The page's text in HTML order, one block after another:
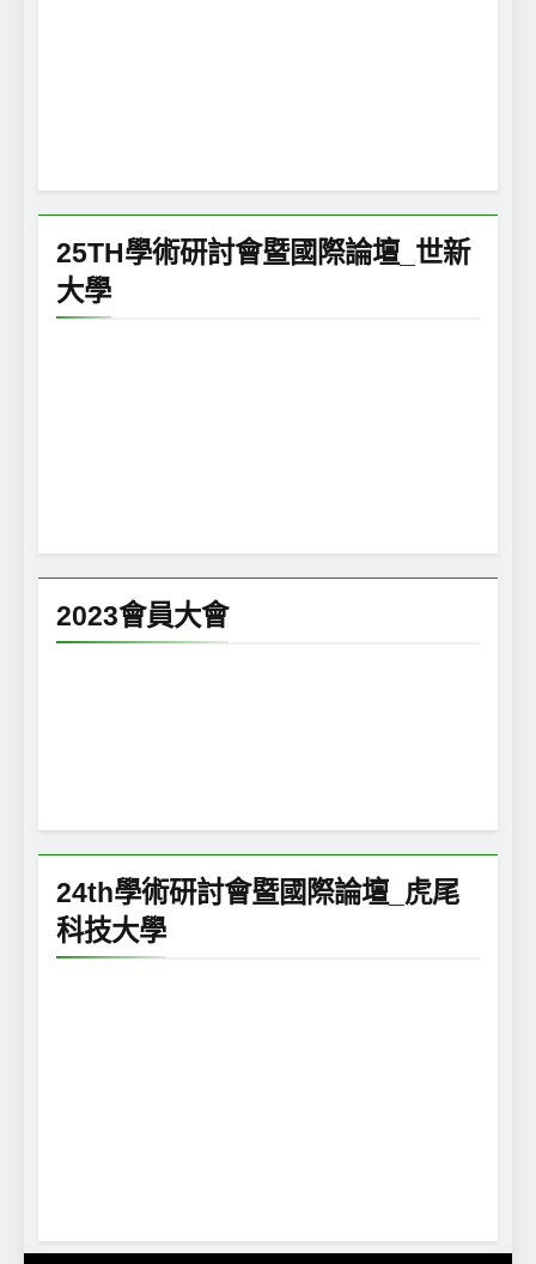
25TH學術研討會暨國際論壇_世新
大學
2023會員大會
24th學術研討會暨國際論壇_虎尾
科技大學